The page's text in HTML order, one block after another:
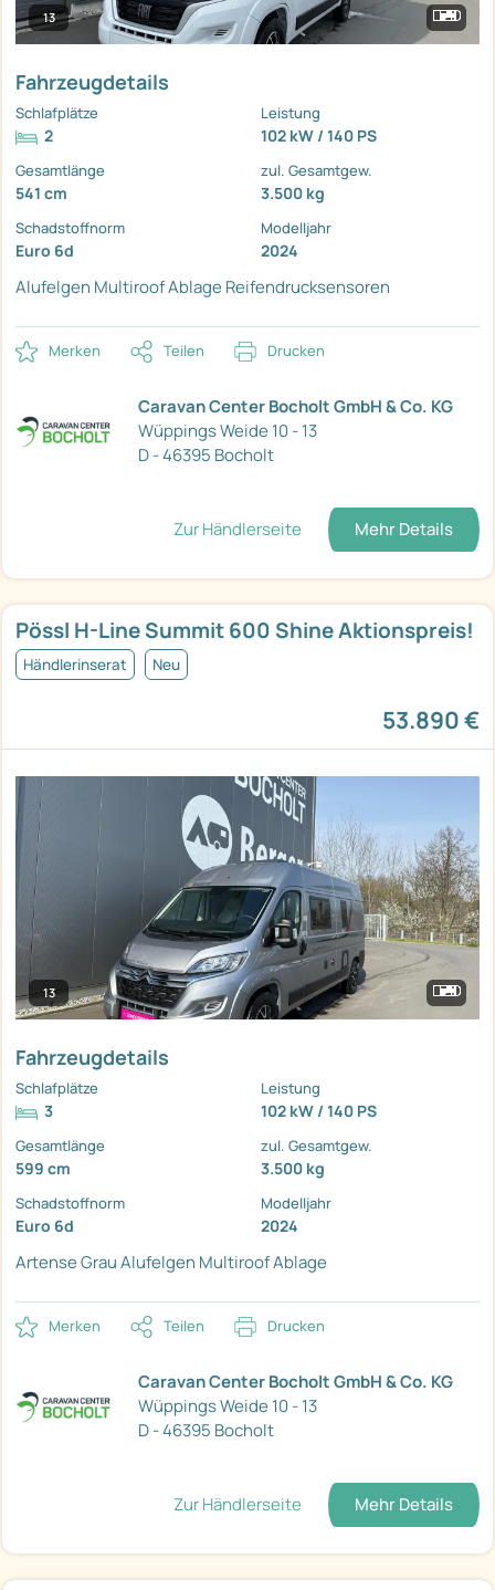
13
Fahrzeugdetails
Schlafplätze
2
Leistung
102 kW / 140 PS
Gesamtlänge
541 cm
zul. Gesamtgew.
3.500 kg
Schadstoffnorm
Euro 6d
Modelljahr
2024
Alufelgen Multiroof Ablage Reifendrucksensoren
Merken Teilen Drucken
Caravan Center Bocholt GmbH & Co. KG
Wüppings Weide 10 - 13
D - 46395 Bocholt
Zur Händlerseite Mehr Details
Pössl H-Line Summit 600 Shine Aktionspreis!
Händlerinserat Neu
53.890 €
13
Fahrzeugdetails
Schlafplätze
3
Leistung
102 kW / 140 PS
Gesamtlänge
599 cm
zul. Gesamtgew.
3.500 kg
Schadstoffnorm
Euro 6d
Modelljahr
2024
Artense GrauAlufelgen Multiroof Ablage
Merken Teilen Drucken
Caravan Center Bocholt GmbH & Co. KG
Wüppings Weide 10 - 13
D - 46395 Bocholt
Zur Händlerseite Mehr Details